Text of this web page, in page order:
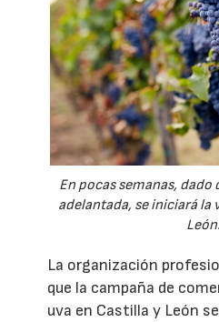
En pocas semanas, dado
adelantada, se iniciará la
León.
La organización
que la campaña de
uva en Castilla y León